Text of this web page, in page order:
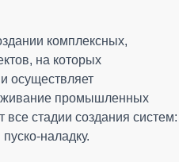
комплексных,
на которых
осуществляет
промышленных
стадии создания систем:
наладку.